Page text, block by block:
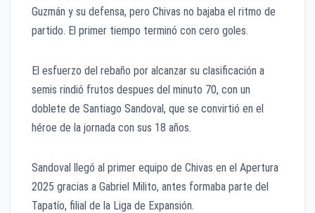
Guzmán y su defensa, pero Chivas no bajaba el ritmo de
partido. El primer tiempo terminó con cero goles.
El esfuerzo del rebaño por alcanzar su clasificación a
semis rindió frutos despues del minuto 70, con un
doblete de Santiago Sandoval, que se convirtió en el
héroe de la jornada con sus 18 años.
Sandoval llegó al primer equipo de Chivas en el Apertura
2025 gracias a Gabriel Milito, antes formaba parte del
Tapatío, filial de la Liga de Expansión.